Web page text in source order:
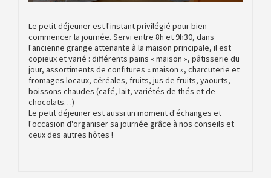
Le petit déjeuner est l'instant privilégié pour bien
commencer la journée. Servi entre 8h et 9h30, dans
l'ancienne grange attenante à la maison principale, il est
copieux et varié : différents pains « maison », pâtisserie du
jour, assortiments de confitures « maison », charcuterie et
fromages locaux, céréales, fruits, jus de fruits, yaourts,
boissons chaudes (café, lait, variétés de thés et de
chocolats…)
Le petit déjeuner est aussi un moment d'échanges et
l'occasion d'organiser sa journée grâce à nos conseils et
ceux des autres hôtes !